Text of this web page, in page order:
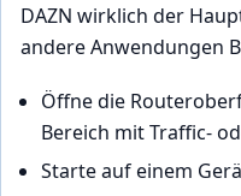
DAZN wirklich der
andere Anwendungen
Öffne die
Bereich mit Traffic-
Starte auf einem